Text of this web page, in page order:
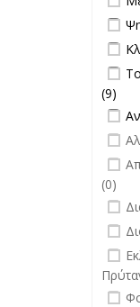
(9)
filter
(0)